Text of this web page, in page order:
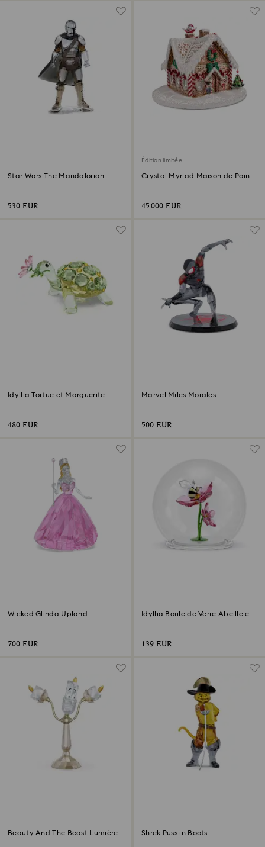
Star Wars The Mandalorian
530 EUR
Édition limitée
Crystal Myriad Maison de Pain
45 000 EUR
Idyllia Tortue et Marguerite
480 EUR
Marvel Miles Morales
500 EUR
Wicked Glinda Upland
700 EUR
Idyllia Boule de Verre Abeille et
139 EUR
Beauty And The Beast Lumière Shrek Puss in Boots